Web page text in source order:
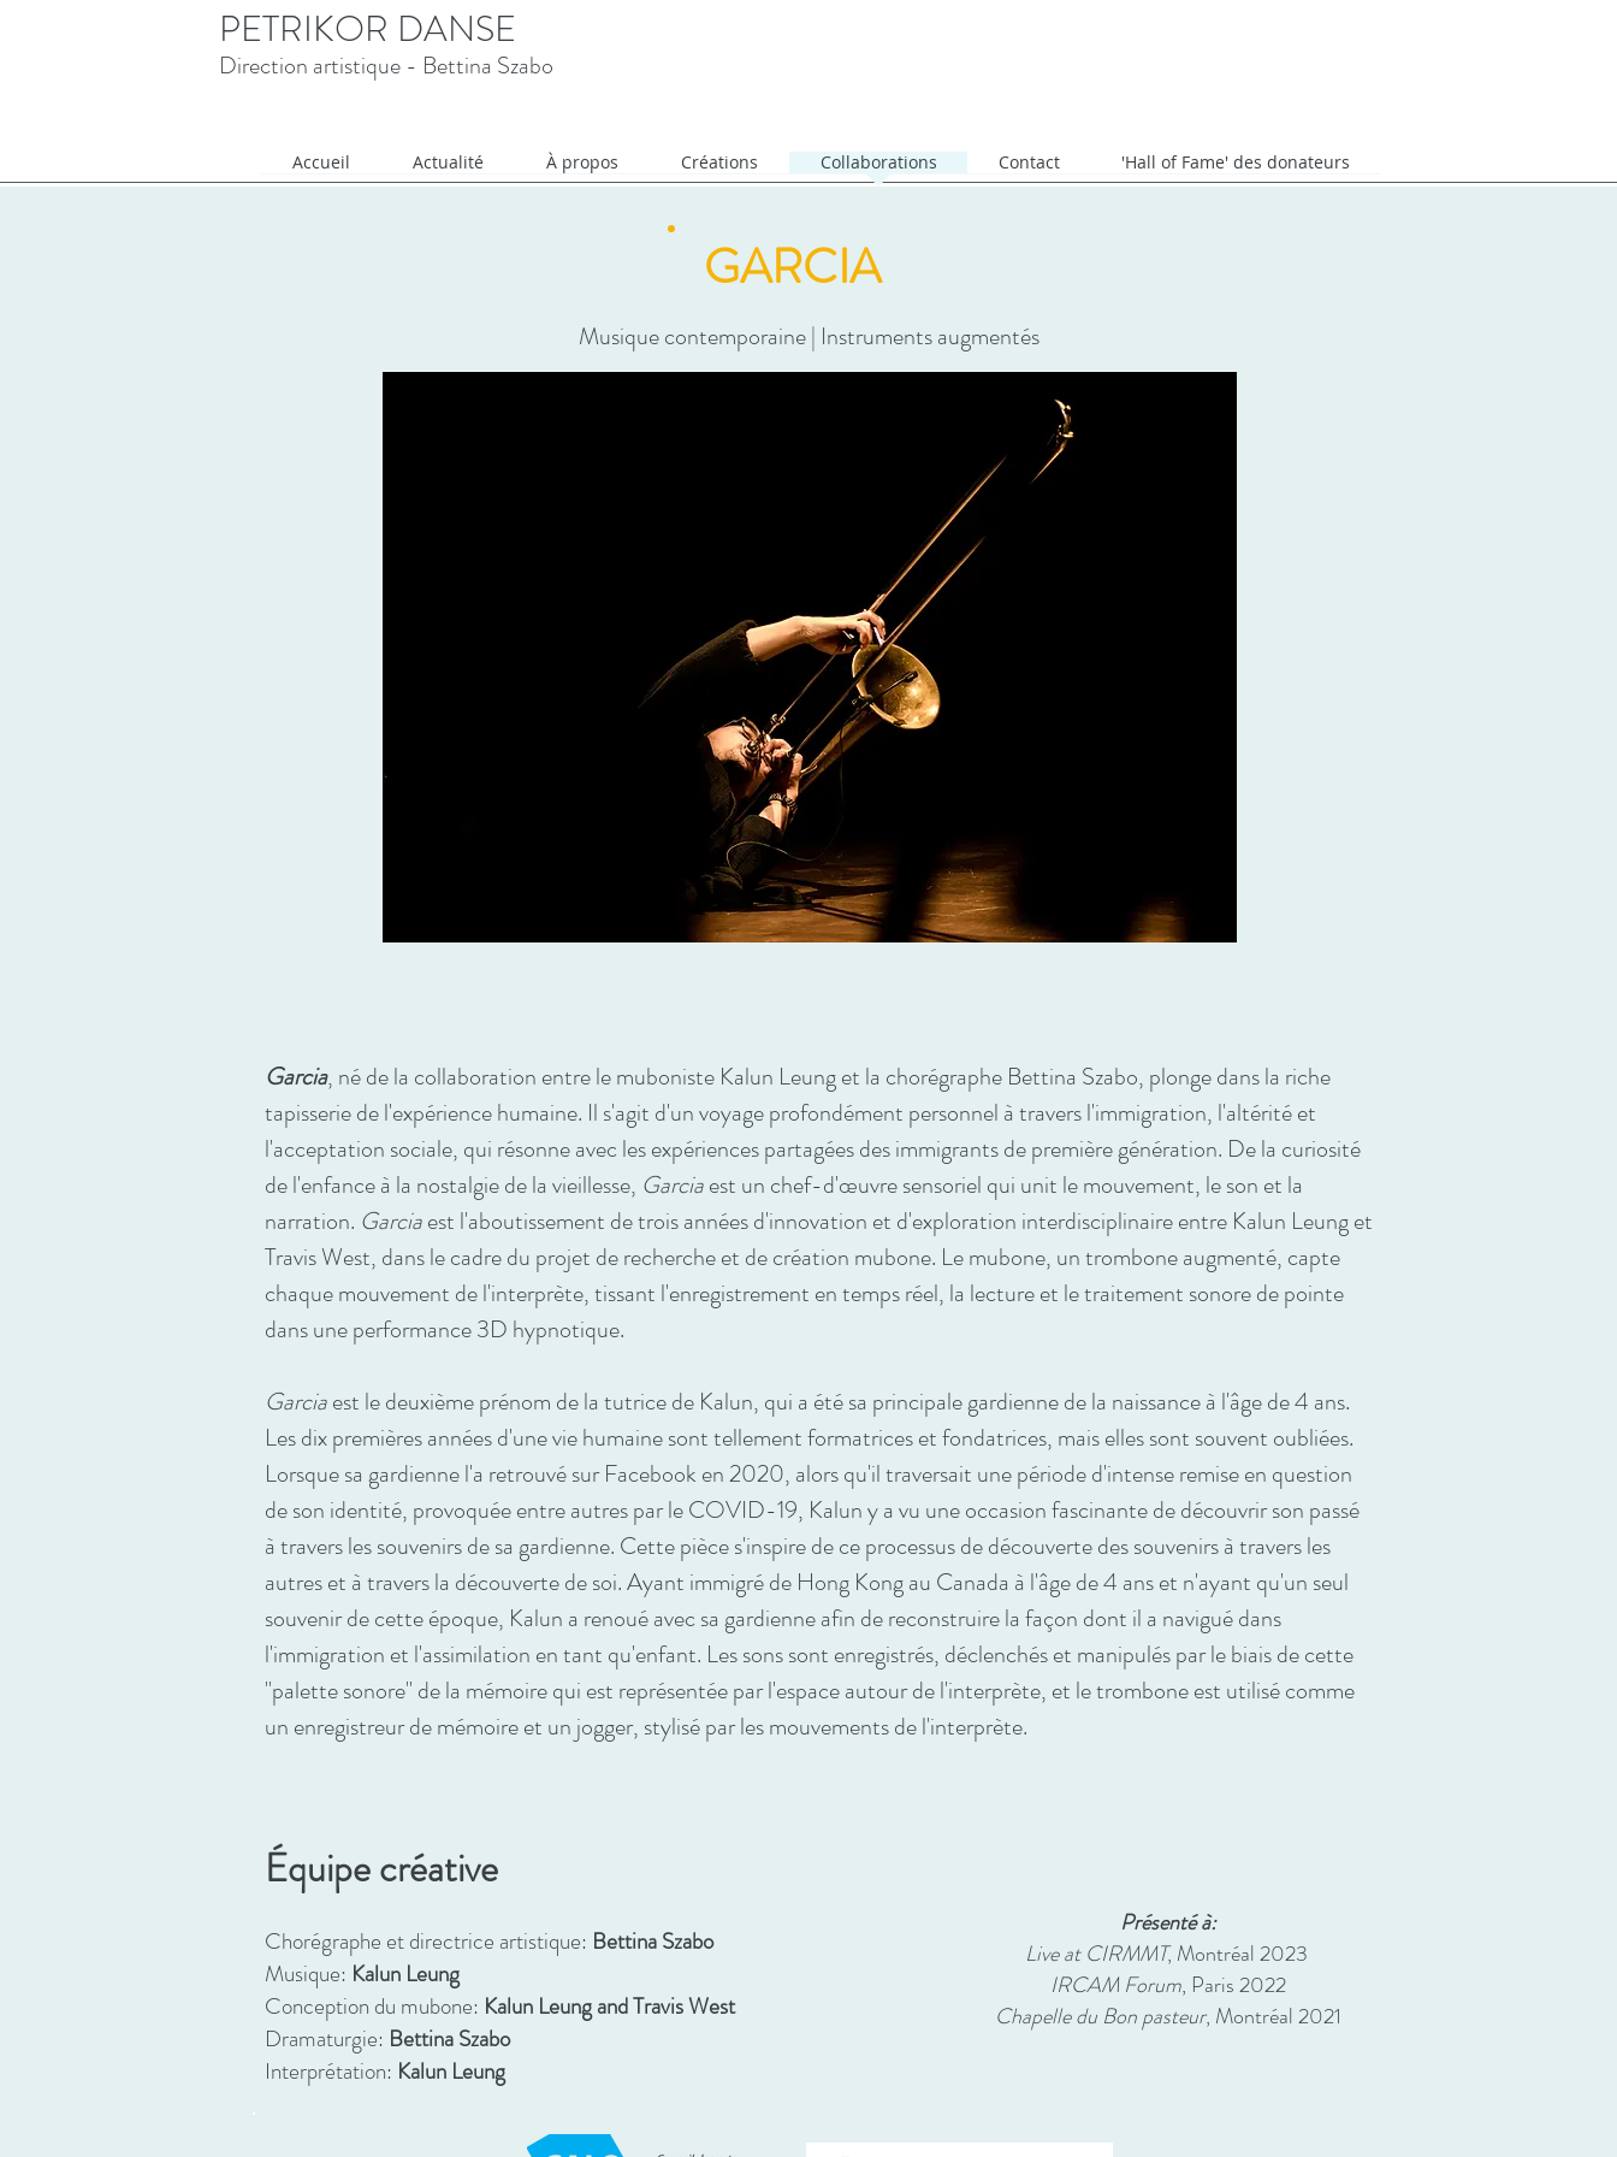
PETRIKOR DANSE
Direction artistique - Bettina Szabo
Accueil Actualité À propos Créations Collaborations Contact 'Hall of Fame' des donateurs
GARCIA
Musique contemporaine | Instruments augmentés
Garcia, né de la collaboration entre le muboniste Kalun Leung et la chorégraphe Bettina Szabo, plonge dans la riche
tapisserie de l'expérience humaine. Il s'agit d'un voyage profondément personnel à travers l'immigration, l'altérité et
l'acceptation sociale, qui résonne avec les expériences partagées des immigrants de première génération. De la curiosité
de l'enfance à la nostalgie de la vieillesse, Garciaest un chef-d'œuvre sensoriel qui unit le mouvement, le son et la
narration. Garciaest l'aboutissement de trois années d'innovation et d'exploration interdisciplinaire entre Kalun Leung et
Travis West, dans le cadre du projet de recherche et de création mubone. Le mubone, un trombone augmenté, capte
chaque mouvement de l'interprète, tissant l'enregistrement en temps réel, la lecture et le traitement sonore de pointe
dans une performance 3D hypnotique.
Garciaest le deuxième prénom de la tutrice de Kalun, qui a été sa principale gardienne de la naissance à l'âge de 4 ans.
Les dix premières années d'une vie humaine sont tellement formatrices et fondatrices, mais elles sont souvent oubliées.
Lorsque sa gardienne l'a retrouvé sur Facebook en 2020, alors qu'il traversait une période d'intense remise en question
de son identité, provoquée entre autres par le COVID-19, Kalun y a vu une occasion fascinante de découvrir son passé
à travers les souvenirs de sa gardienne. Cette pièce s'inspire de ce processus de découverte des souvenirs à travers les
autres et à travers la découverte de soi. Ayant immigré de Hong Kong au Canada à l'âge de 4 ans et n'ayant qu'un seul
souvenir de cette époque, Kalun a renoué avec sa gardienne afin de reconstruire la façon dont il a navigué dans
l'immigration et l'assimilation en tant qu'enfant. Les sons sont enregistrés, déclenchés et manipulés par le biais de cette
"palette sonore" de la mémoire qui est représentée par l'espace autour de l'interprète, et le trombone est utilisé comme
un enregistreur de mémoire et un jogger, stylisé par les mouvements de l'interprète.
Équipe créative
Chorégraphe et directrice artistique: Bettina Szabo
Musique: Kalun Leung
Conception du mubone: Kalun Leung and Travis West
Dramaturgie: Bettina Szabo
Interprétation: Kalun Leung
Présenté à:
Live at CIRMMT, Montréal 2023
IRCAM Forum, Paris 2022
Chapelle du Bon pasteur, Montréal 2021